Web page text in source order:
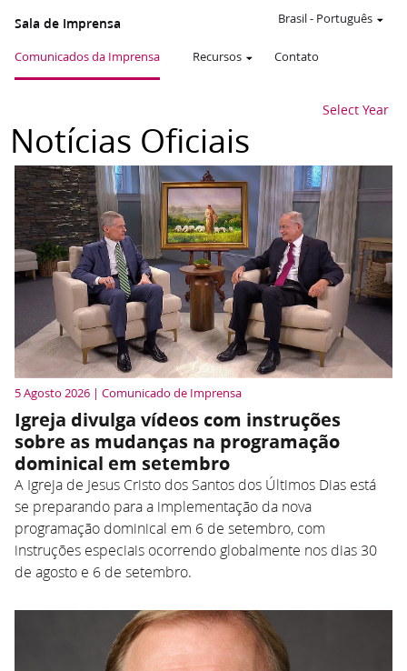
Sala de Imprensa
Comunicados da Imprensa Recursos Contato
Brasil- Português
Notícias Oficiais
Select Year
5 Agosto 2026 | Comunicado de Imprensa
Igreja divulga vídeos com instruções
sobre as mudanças na programação
dominical em setembro
A Igreja de Jesus Cristo dos Santos dos Últimos Dias está
se preparando para a implementação da nova
programação dominical em 6 de setembro, com
instruções especiais ocorrendo globalmente nos dias 30
de agosto e 6 de setembro.